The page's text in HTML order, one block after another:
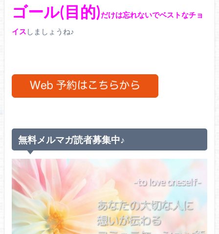
ゴール(目的)だけは忘れないでベストなチョ
イス しましょうね♪
無料メルマガ読者募集中♪